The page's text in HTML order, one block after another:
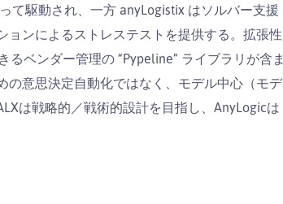
て駆動され、一方 anyLogistix はソルバー支援
ンによるストレステストを提供する。拡張性
ベンダー管理の “Pypeline” ライブラリが含ま
意思決定自動化ではなく、モデル中心（モデ
は戦略的／戦術的設計を目指し、AnyLogicは